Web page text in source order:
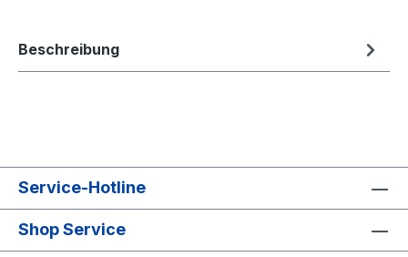
Beschreibung
Service-Hotline
Shop Service